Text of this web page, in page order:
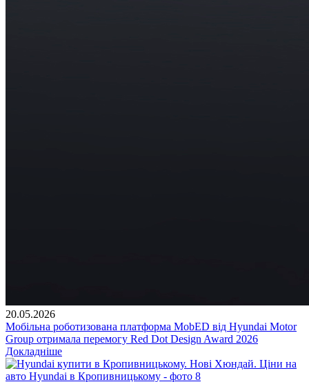
20.05.2026
Мобільна роботизована платформа MobED від Hyundai Motor
Group отримала перемогу Red Dot Design Award 2026
Докладніше